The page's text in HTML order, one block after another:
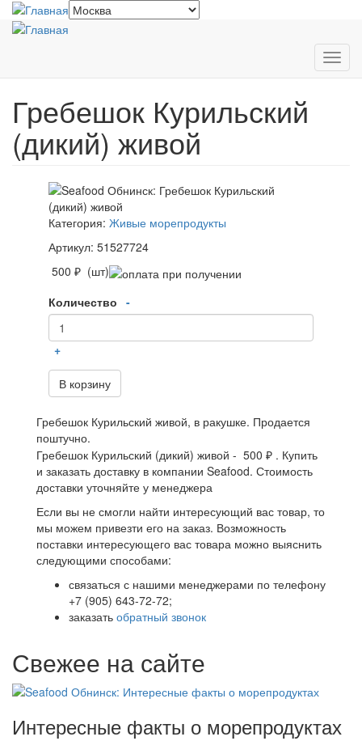
Перейти
Гребешок Курильский
(дикий) живой
Категория: Живые морепродукты
Артикул: 51527724
500 ₽ (шт)
Количество -
+
В корзину
Гребешок Курильский живой, в ракушке. Продается
поштучно.
Гребешок Курильский (дикий) живой - 500 ₽ . Купить
и заказать доставку в компании Seafood. Стоимость
доставки уточняйте у менеджера
Если вы не смогли найти интересующий вас товар, то
мы можем привезти его на заказ. Возможность
поставки интересующего вас товара можно выяснить
следующими способами:
связаться с нашими менеджерами по телефону
+7 (905) 643-72-72;
заказать обратный звонок
Свежее на сайте
Интересные факты о морепродуктах